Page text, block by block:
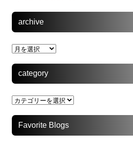
archive
archive
category
category
Favorite Blogs